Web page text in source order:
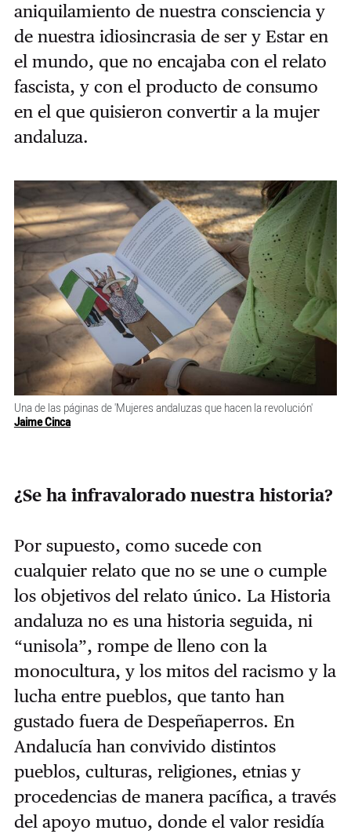
aniquilamiento de nuestra consciencia y
de nuestra idiosincrasia de ser y Estar en
el mundo, que no encajaba con el relato
fascista, y con el producto de consumo
en el que quisieron convertir a la mujer
andaluza.
Una de las páginas de 'Mujeres andaluzas que hacen la revolución'
Jaime Cinca
¿Se ha infravalorado nuestra historia?
Por supuesto, como sucede con
cualquier relato que no se une o cumple
los objetivos del relato único. La Historia
andaluza no es una historia seguida, ni
“unisola”, rompe de lleno con la
monocultura, y los mitos del racismo y la
lucha entre pueblos, que tanto han
gustado fuera de Despeñaperros. En
Andalucía han convivido distintos
pueblos, culturas, religiones, etnias y
procedencias de manera pacífica, a través
del apoyo mutuo, donde el valor residía